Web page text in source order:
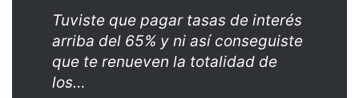
Tuviste que pagar tasas de interés
arriba del 65% y ni así conseguiste
que te renueven la totalidad de
los…